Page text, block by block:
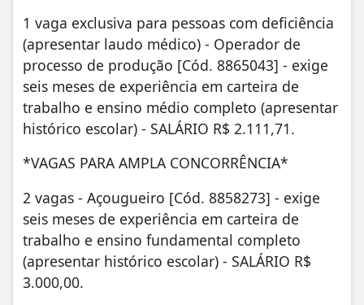
1 vaga exclusiva para pessoas com deficiência
(apresentar laudo médico) - Operador de
processo de produção [Cód. 8865043] - exige
seis meses de experiência em carteira de
trabalho e ensino médio completo (apresentar
histórico escolar) - SALÁRIO R$ 2.111,71.
*VAGAS PARA AMPLA CONCORRÊNCIA*
2 vagas - Açougueiro [Cód. 8858273] - exige
seis meses de experiência em carteira de
trabalho e ensino fundamental completo
(apresentar histórico escolar) - SALÁRIO R$
3.000,00.